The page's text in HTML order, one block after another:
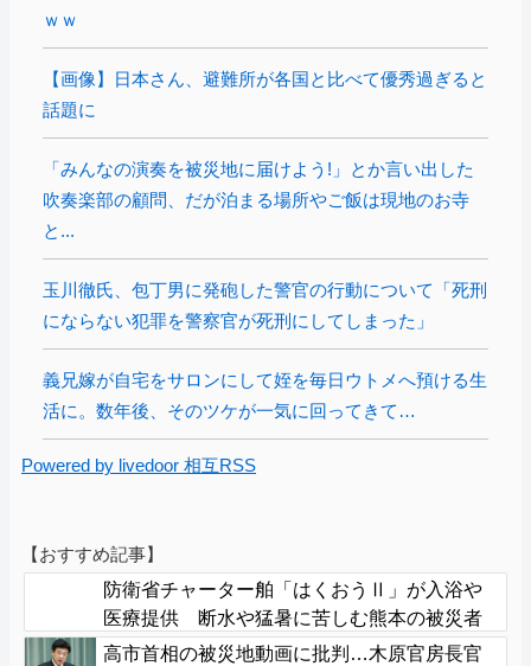
ｗｗ
【画像】日本さん、避難所が各国と比べて優秀過ぎると
話題に
「みんなの演奏を被災地に届けよう!」とか言い出した
吹奏楽部の顧問、だが泊まる場所やご飯は現地のお寺
と...
玉川徹氏、包丁男に発砲した警官の行動について「死刑
にならない犯罪を警察官が死刑にしてしまった」
義兄嫁が自宅をサロンにして姪を毎日ウトメへ預ける生
活に。数年後、そのツケが一気に回ってきて…
Powered by livedoor 相互RSS
【おすすめ記事】
防衛省チャーター舶「はくおうⅡ」が入浴や
医療提供 断水や猛暑に苦しむ熊本の被災者
支援
高市首相の被災地動画に批判…木原官房長官